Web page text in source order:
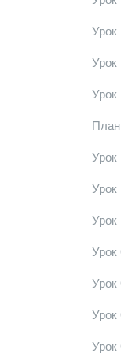
Урок
Урок
Урок
Урок
Урок
Урок
Урок
Урок